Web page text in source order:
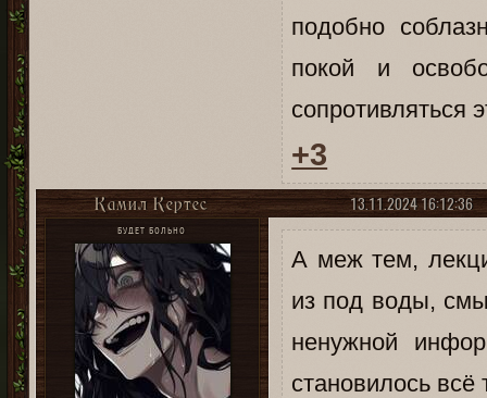
подобно
покой и
сопротивляться
+3
13.11.2024 16:12:36
Камил Кертес
БУДЕТ БОЛЬНО
А меж тем,
из под воды,
ненужной
становилось всё